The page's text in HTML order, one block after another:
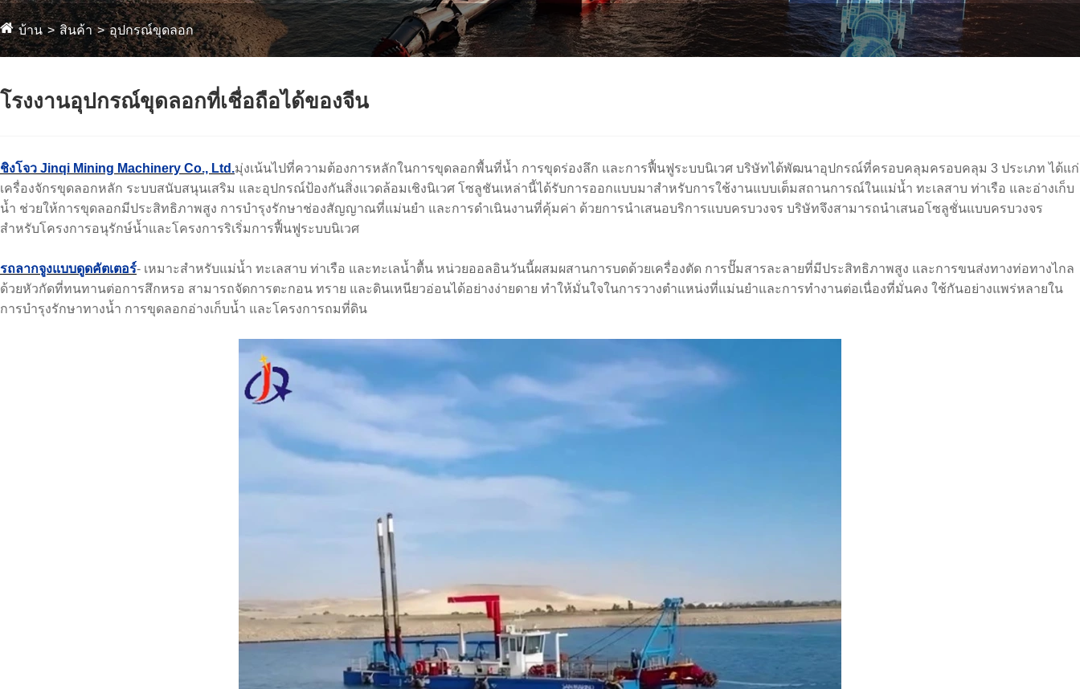
บ้าน สินค้า อุปกรณ์ขุดลอก
โรงงานอุปกรณ์ขุดลอกที่เชื่อถือได้ของจีน
ชิงโจว Jinqi Mining Machinery Co., Ltd.มุ่งเน้นไปที่ความต้องการหลักในการขุดลอกพื้นที่น้ำ การขุดร่องลึก และการฟื้นฟูระบบนิเวศ บริษัทได้พัฒนาอุปกรณ์ที่ครอบคลุมครอบคลุม 3 ประเภท ได้แก่
เครื่องจักรขุดลอกหลัก ระบบสนับสนุนเสริม และอุปกรณ์ป้องกันสิ่งแวดล้อมเชิงนิเวศ โซลูชันเหล่านี้ได้รับการออกแบบมาสำหรับการใช้งานแบบเต็มสถานการณ์ในแม่น้ำ ทะเลสาบ ท่าเรือ และอ่างเก็บ
น้ำ ช่วยให้การขุดลอกมีประสิทธิภาพสูง การบำรุงรักษาช่องสัญญาณที่แม่นยำ และการดำเนินงานที่คุ้มค่า ด้วยการนำเสนอบริการแบบครบวงจร บริษัทจึงสามารถนำเสนอโซลูชั่นแบบครบวงจร
สำหรับโครงการอนุรักษ์น้ำและโครงการริเริ่มการฟื้นฟูระบบนิเวศ
รถลากจูงแบบดูดคัตเตอร์- เหมาะสำหรับแม่น้ำ ทะเลสาบ ท่าเรือ และทะเลน้ำตื้น หน่วยออลอินวันนี้ผสมผสานการบดด้วยเครื่องตัด การปั๊มสารละลายที่มีประสิทธิภาพสูง และการขนส่งทางท่อทางไกล
ด้วยหัวกัดที่ทนทานต่อการสึกหรอ สามารถจัดการตะกอน ทราย และดินเหนียวอ่อนได้อย่างง่ายดาย ทำให้มั่นใจในการวางตำแหน่งที่แม่นยำและการทำงานต่อเนื่องที่มั่นคง ใช้กันอย่างแพร่หลายใน
การบำรุงรักษาทางน้ำ การขุดลอกอ่างเก็บน้ำ และโครงการถมที่ดิน